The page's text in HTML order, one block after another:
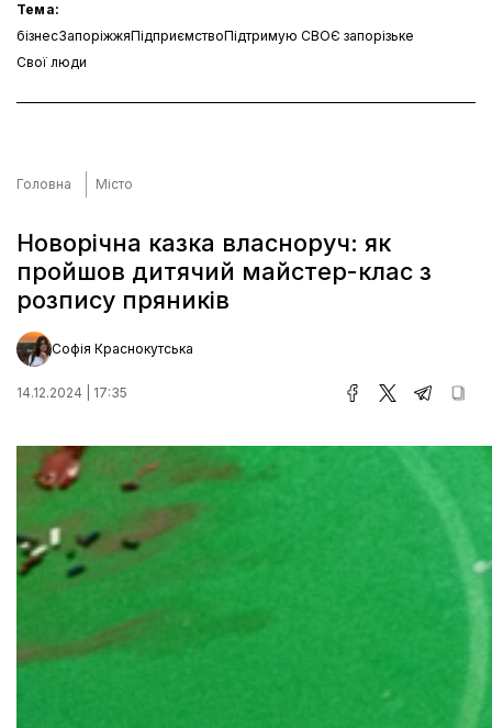
Тема:
бізнесЗапоріжжяПідприємствоПідтримую СВОЄ запорізьке
Свої люди
Головна Місто
Новорічна казка власноруч: як
пройшов дитячий майстер-клас з
розпису пряників
Софія Краснокутська
14.12.2024 | 17:35